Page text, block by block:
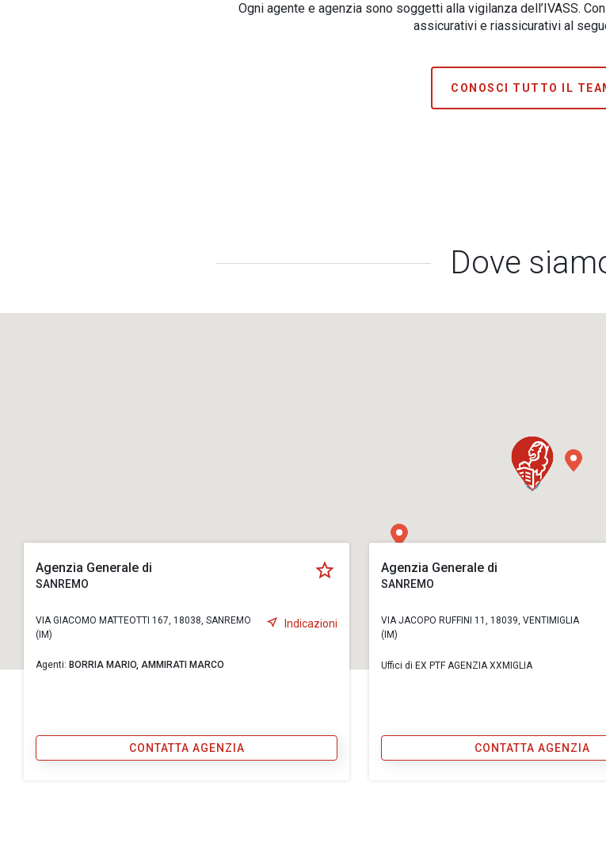
Ogni agente e agenzia sono soggetti alla vigilanza dell’IVASS.
assicurativi e riassicurativi al
CONOSCI TUTTO IL
Dove
Agenzia Generale di
SANREMO
VIA GIACOMO MATTEOTTI 167, 18038, SANREMO
(IM)
Indicazioni
Agenti: BORRIA MARIO, AMMIRATI MARCO
CONTATTA AGENZIA
Agenzia Generale di
SANREMO
VIA JACOPO RUFFINI 11, 18039, VENTIMIGLIA
(IM)
Uffici di EX PTF AGENZIA XXMIGLIA
CONTATTA AGENZIA